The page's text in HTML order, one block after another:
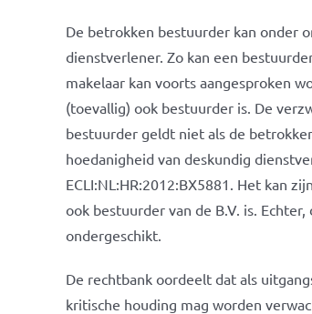
De betrokken bestuurder kan onder
dienstverlener. Zo kan een
makelaar kan voorts aangesproken
(toevallig) ook bestuurder is. De
bestuurder geldt niet als de
hoedanigheid van deskundig
ECLI:NL:HR:2012:BX5881. Het kan
ook bestuurder van de B.V. is.
ondergeschikt.
De rechtbank oordeelt dat als
kritische houding mag worden